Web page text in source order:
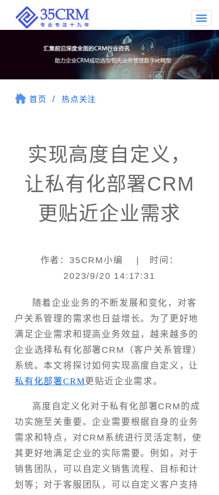
首页 热点关注
实现高度自定义，
让私有化部署CRM
更贴近企业需求
作者：35CRM小编 | 时间：
2023/9/20 14:17:31
随着企业业务的不断发展和变化，对客
户关系管理的需求也日益增长。为了更好地
满足企业需求和提高业务效益，越来越多的
企业选择私有化部署CRM（客户关系管理）
系统。本文将探讨如何实现高度自定义，让
私有化部署CRM更贴近企业需求。
高度自定义化对于私有化部署CRM的成
功实施至关重要。企业需要根据自身的业务
需求和特点，对CRM系统进行灵活定制，使
其更好地满足企业的实际需要。例如，对于
销售团队，可以自定义销售流程、目标和计
划等；对于客服团队，可以自定义客户支持